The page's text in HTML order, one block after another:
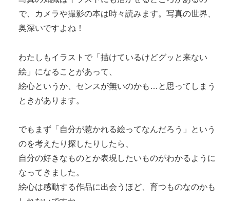
で、カメラや撮影の本は時々読みます。写真の世界、
奥深いですよね！
わたしもイラストで「描けているけどグッと来ない
絵」になることがあって、
絵心というか、センスが無いのかも…と思ってしまう
ときがあります。
でもまず「自分が惹かれる絵ってなんだろう」という
のを考えたり探したりしたら、
自分の好きなものとか表現したいものがわかるように
なってきました。
絵心は感動する作品に出会うほど、育つものなのかも